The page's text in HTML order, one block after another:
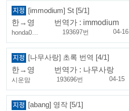
[immodium] St [5/1]
한→영
번역가 : immodium
honda0… 193697번 04-16
[나무사랑] 초록 번역 [4/1]
한→영
번역가 : 나무사랑
시운맘 193696번 04-15
[abang] 영작 [5/1]